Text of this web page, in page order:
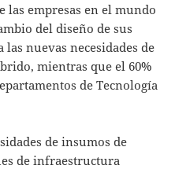
las empresas en el mundo
del diseño de sus
nuevas necesidades de
mientras que el 60%
de Tecnología
de insumos de
de infraestructura